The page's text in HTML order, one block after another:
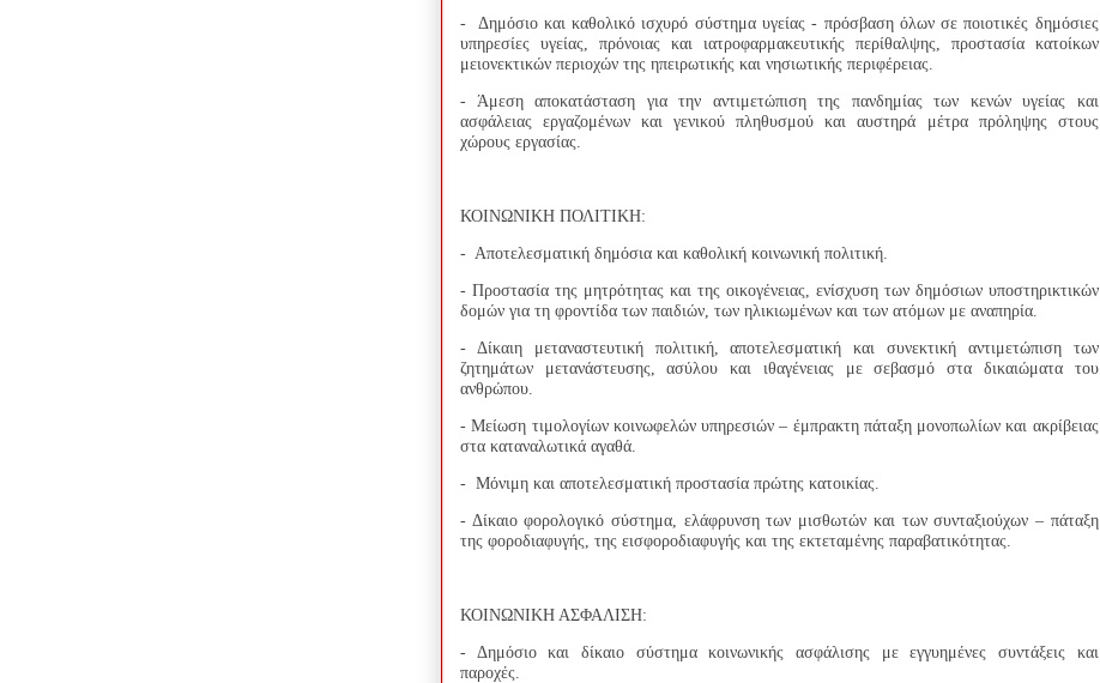
- Δημόσιο και καθολικό ισχυρό σύστημα υγείας - πρόσβαση όλων σε ποιοτικές δημόσιες
υπηρεσίες υγείας, πρόνοιας και ιατροφαρμακευτικής περίθαλψης, προστασία κατοίκων
μειονεκτικών περιοχών της ηπειρωτικής και νησιωτικής περιφέρειας.
- Άμεση αποκατάσταση για την αντιμετώπιση της πανδημίας των κενών υγείας και
ασφάλειας εργαζομένων και γενικού πληθυσμού και αυστηρά μέτρα πρόληψης στους
χώρους εργασίας.
ΚΟΙΝΩΝΙΚΗ ΠΟΛΙΤΙΚΗ:
- Αποτελεσματική δημόσια και καθολική κοινωνική πολιτική.
- Προστασία της μητρότητας και της οικογένειας, ενίσχυση των δημόσιων υποστηρικτικών
δομών για τη φροντίδα των παιδιών, των ηλικιωμένων και των ατόμων με αναπηρία.
- Δίκαιη μεταναστευτική πολιτική, αποτελεσματική και συνεκτική αντιμετώπιση των
ζητημάτων μετανάστευσης, ασύλου και ιθαγένειας με σεβασμό στα δικαιώματα του
ανθρώπου.
- Μείωση τιμολογίων κοινωφελών υπηρεσιών – έμπρακτη πάταξη μονοπωλίων και ακρίβειας
στα καταναλωτικά αγαθά.
- Μόνιμη και αποτελεσματική προστασία πρώτης κατοικίας.
- Δίκαιο φορολογικό σύστημα, ελάφρυνση των μισθωτών και των συνταξιούχων – πάταξη
της φοροδιαφυγής, της εισφοροδιαφυγής και της εκτεταμένης παραβατικότητας.
ΚΟΙΝΩΝΙΚΗ ΑΣΦΑΛΙΣΗ:
- Δημόσιο και δίκαιο σύστημα κοινωνικής ασφάλισης με εγγυημένες συντάξεις και
παροχές.